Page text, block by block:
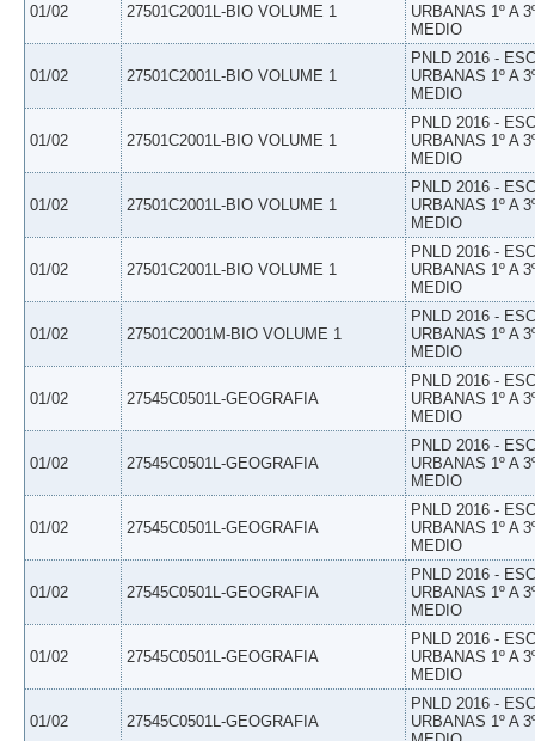
01/02 27501C2001L-BIO VOLUME 1
URBANAS 1º A
MEDIO
01/02 27501C2001L-BIO VOLUME 1
PNLD 2016 -
URBANAS 1º A
MEDIO
01/02 27501C2001L-BIO VOLUME 1
PNLD 2016 -
URBANAS 1º A
MEDIO
01/02 27501C2001L-BIO VOLUME 1
PNLD 2016 -
URBANAS 1º A
MEDIO
01/02 27501C2001L-BIO VOLUME 1
PNLD 2016 -
URBANAS 1º A
MEDIO
01/02 27501C2001M-BIO VOLUME 1
PNLD 2016 -
URBANAS 1º A
MEDIO
01/02 27545C0501L-GEOGRAFIA
PNLD 2016 -
URBANAS 1º A
MEDIO
01/02 27545C0501L-GEOGRAFIA
PNLD 2016 -
URBANAS 1º A
MEDIO
01/02 27545C0501L-GEOGRAFIA
PNLD 2016 -
URBANAS 1º A
MEDIO
01/02 27545C0501L-GEOGRAFIA
PNLD 2016 -
URBANAS 1º A
MEDIO
01/02 27545C0501L-GEOGRAFIA
PNLD 2016 -
URBANAS 1º A
MEDIO
01/02 27545C0501L-GEOGRAFIA
PNLD 2016 -
URBANAS 1º A